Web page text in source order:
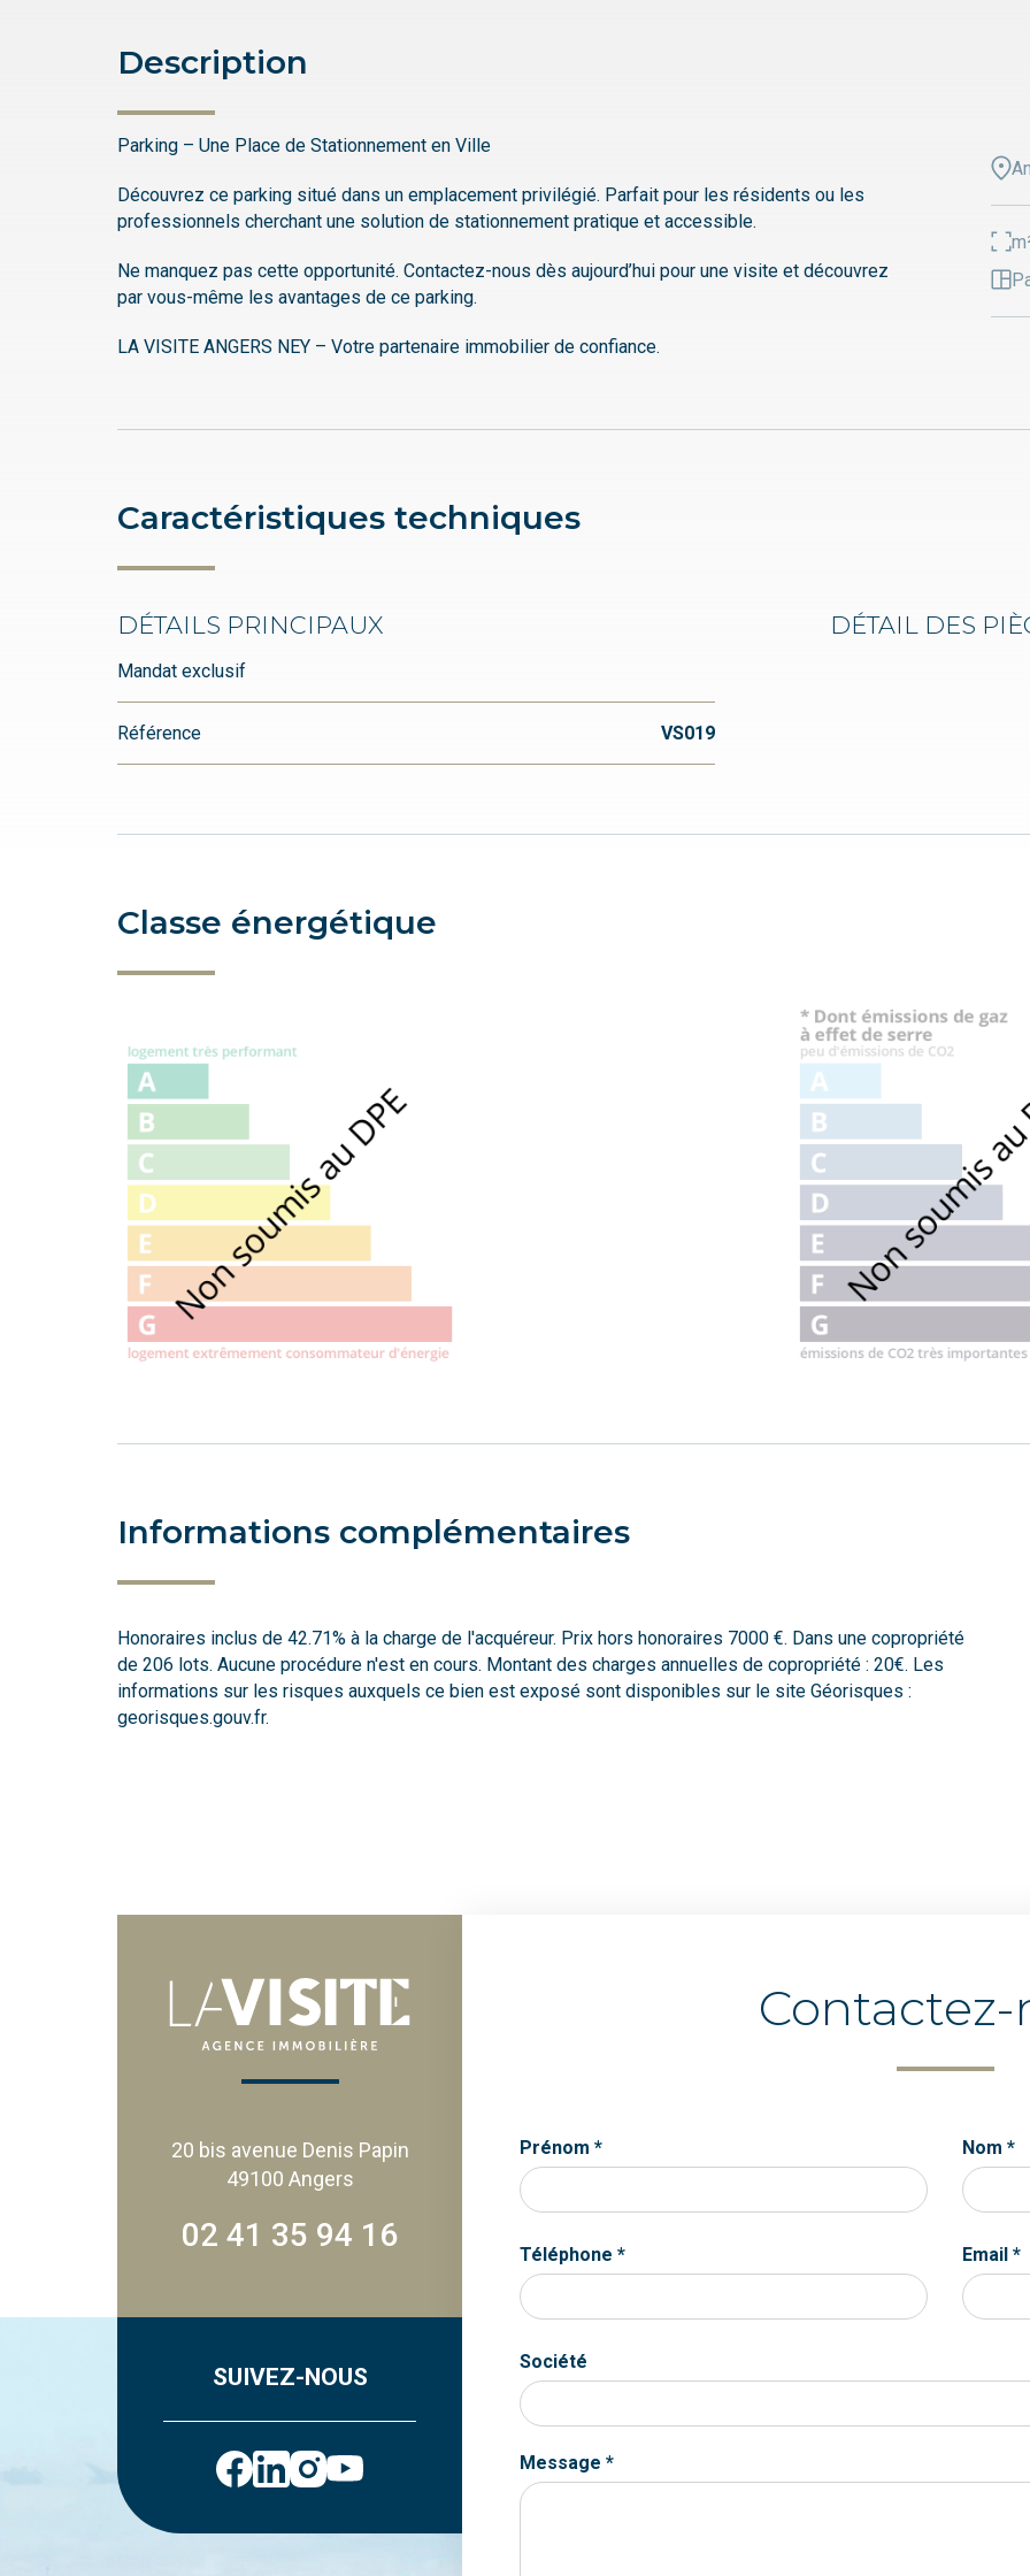
Description
Parking – Une Place de Stationnement en Ville
Découvrez ce parking situé dans un emplacement privilégié. Parfait pour les résidents ou les
professionnels cherchant une solution de stationnement pratique et accessible.
Ne manquez pas cette opportunité. Contactez-nous dès aujourd’hui pour une visite et découvrez
par vous-même les avantages de ce parking.
LA VISITE ANGERS NEY – Votre partenaire immobilier de confiance.
Caractéristiques techniques
DÉTAILS PRINCIPAUX
Mandat exclusif
Référence VS019
DÉTAIL DES
Classe énergétique
Informations complémentaires
Honoraires inclus de 42.71% à la charge de l'acquéreur. Prix hors honoraires 7000 €. Dans une copropriété
de 206 lots. Aucune procédure n'est en cours. Montant des charges annuelles de copropriété : 20€. Les
informations sur les risques auxquels ce bien est exposé sont disponibles sur le site Géorisques :
georisques.gouv.fr.
20 bis avenue Denis Papin
49100 Angers
02 41 35 94 16
SUIVEZ-NOUS
Prénom * Nom *
Téléphone * Email *
Société
Message *